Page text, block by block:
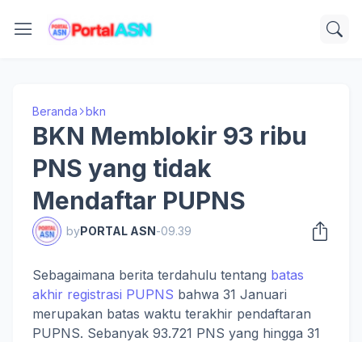
Beranda bkn
BKN Memblokir 93 ribu
PNS yang tidak
Mendaftar PUPNS
byPORTAL ASN-09.39
Sebagaimana berita terdahulu tentang batas
akhir registrasi PUPNS bahwa 31 Januari
merupakan batas waktu terakhir pendaftaran
PUPNS. Sebanyak 93.721 PNS yang hingga 31